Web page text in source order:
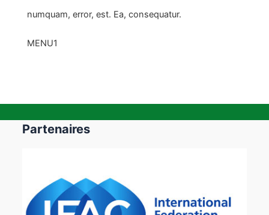
numquam, error, est. Ea, consequatur.
MENU1
Partenaires